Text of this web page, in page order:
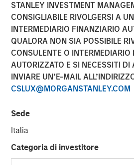
STANLEY INVESTMENT
CONSIGLIABILE RIVOLGERSI A
INTERMEDIARIO FINANZIARIO
QUALORA NON SIA POSSIBILE
CONSULENTE O INTERMEDIARIO
AUTORIZZATO E SI NECESSITI DI
INVIARE UN’E-MAIL
CSLUX@MORGANSTANLEY.COM
Sede
Italia
Categoria di investitore
Capex as a
Unlocking
Business
19 AGOSTO 2025
The Author
Bradley Galko, CFA
Managing Director